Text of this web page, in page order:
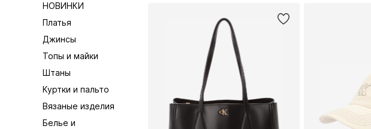
НОВИНКИ
Платья
Джинсы
Топы и майки
Штаны
Куртки и пальто
Вязаные изделия
Белье и